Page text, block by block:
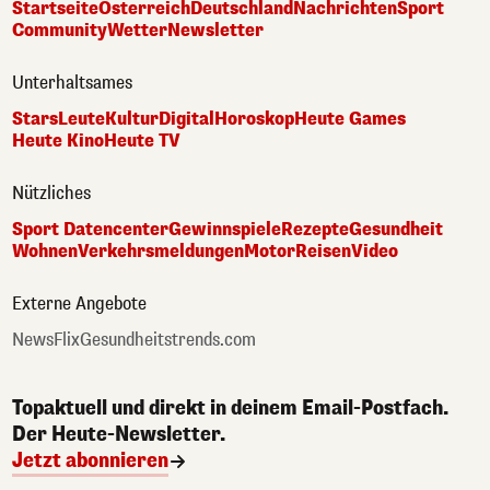
StartseiteÖsterreichDeutschlandNachrichtenSport
CommunityWetterNewsletter
Unterhaltsames
StarsLeuteKulturDigitalHoroskopHeute Games
Heute KinoHeute TV
Nützliches
Sport DatencenterGewinnspieleRezepteGesundheit
WohnenVerkehrsmeldungenMotorReisenVideo
Externe Angebote
NewsFlixGesundheitstrends.com
Topaktuell und direkt in deinem Email-Postfach.
Der Heute-Newsletter.
Jetzt abonnieren